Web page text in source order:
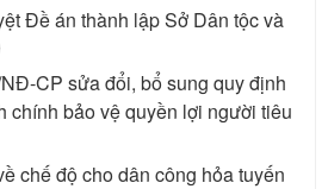
Đề án thành lập Sở Dân tộc và
CP sửa đổi, bổ sung quy định
chính bảo vệ quyền lợi người tiêu
chế độ cho dân công hỏa tuyến